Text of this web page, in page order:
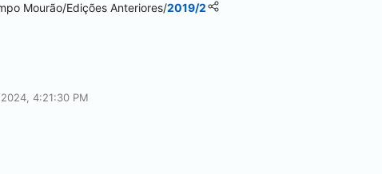
Mourão/Edições Anteriores/2019/2
4:21:30 PM